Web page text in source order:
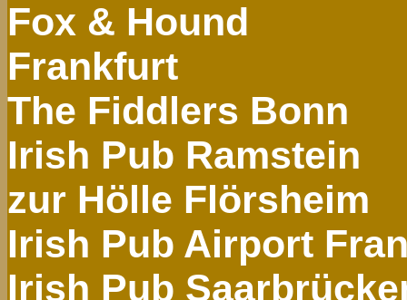
Fox & Hound
Frankfurt
The Fiddlers Bonn
Irish Pub Ramstein
zur Hölle Flörsheim
Irish Pub Airport
Irish Pub